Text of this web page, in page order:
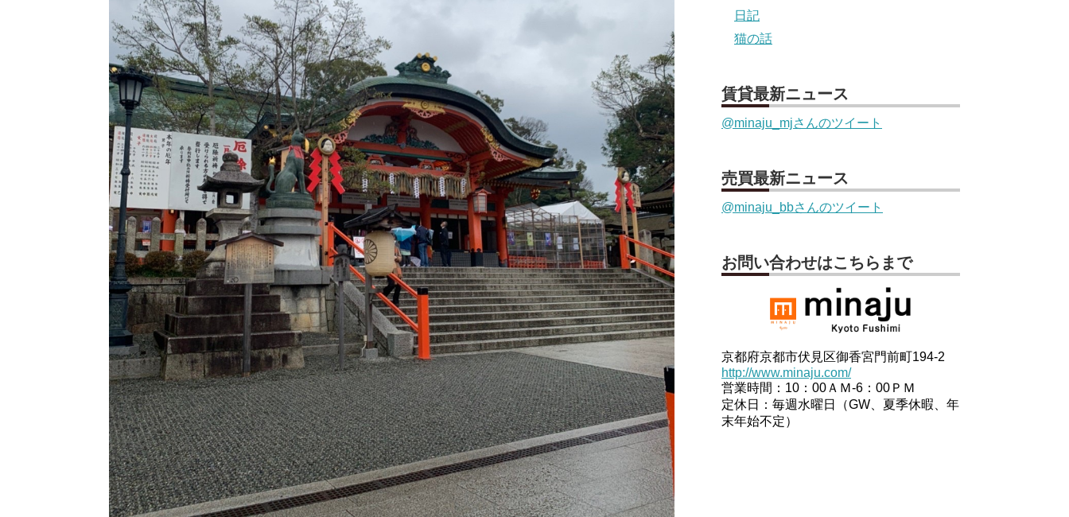
日記
猫の話
賃貸最新ニュース
@minaju_mjさんのツイート
売買最新ニュース
@minaju_bbさんのツイート
お問い合わせはこちらまで
京都府京都市伏見区御香宮門前町194-2
http://www.minaju.com/
営業時間：10：00ＡＭ-6：00ＰＭ
定休日：毎週水曜日（GW、夏季休暇、年
末年始不定）